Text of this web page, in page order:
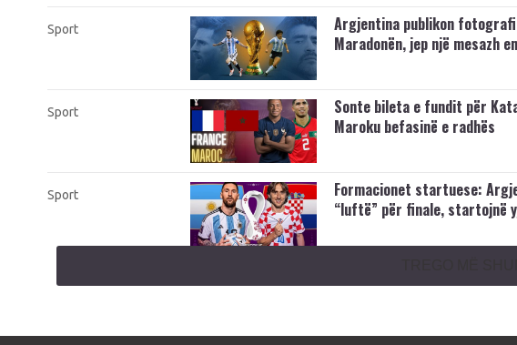
Sport
Argjentina publikon
Maradonën, jep një mesazh
Sport
Sonte bileta e fundit për
Maroku befasinë e radhës
Sport
Formacionet startuese:
“luftë” për finale, startojnë